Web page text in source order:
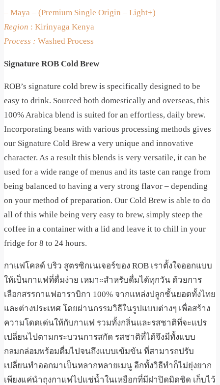
– Maya – (Premium Single Origin – Light+)
Region : Kirinyaga Kenya
Process : Washed Process
Signature ROB Cold Brew
ROB’s signature cold brew is specifically designed to be
easy to drink. Sourced both domestically and overseas, this
100% Arabica blend is suited for an effortless, daily brew.
Incorporating beans with various processing methods gives
our Signature Cold Brew a very unique and innovative
character. As a result this blends is very versatile, it can be
used for a wide range of menus and its taste can range from
being balanced to having a very strong flavor – depending
on your method of preparation. Our Cold Brew is able to do
all of this while being very easy to brew, simply steep the
coffee in a container with a lid and leave it to chill in your
fridge for 8 to 24 hours.
กาแฟโคลด์ บริว สูตรซิกเนเจอร์ของ ROB เราตั้งใจออกแบบ
ให้เป็นกาแฟที่ดื่มง่าย เหมาะสำหรับดื่มได้ทุกวัน ด้วยการ
เลือกสรรกาแฟ​อาราบิกา​ 100% จากแหล่งปลูกชั้นยอดทั้งไทย
และต่างประเทศ​ โดยผ่านกรรมวิธีในรูปแบบต่างๆ เพื่อสร้าง
ความโดดเด่นให้กับกาแฟ รวมทั้งกลิ่นและรสชาติ​ที่จะแปร
เปลี่ยนไปตามกระบวนการสกัด รสชาติที่ได้จึงมีทั้งแบบ
กลมกล่อมพร้อมดื่มไปจนถึงแบบเข้มข้น ที่สามารถปรับ
เปลี่ยนทำออกมาเป็นหลากหลายเมนู อีกทั้งวิธีทำก็ไม่ยุ่งยาก
เพียงแค่นำถุงกาแฟไปแช่น้ำในเหยือกที่มีฝาปิดมิดชิด​ เก็บไว้